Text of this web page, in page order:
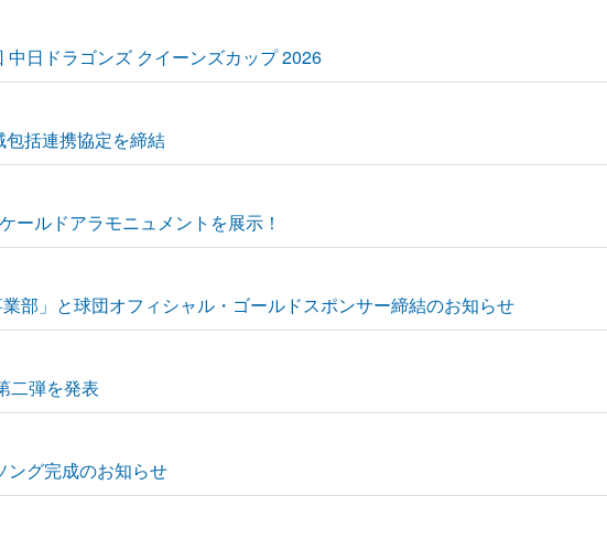
中日ドラゴンズ クイーンズカップ 2026
括連携協定を締結
ールドアラモニュメントを展示！
部」と球団オフィシャル・ゴールドスポンサー締結のお知らせ
二弾を発表
ング完成のお知らせ